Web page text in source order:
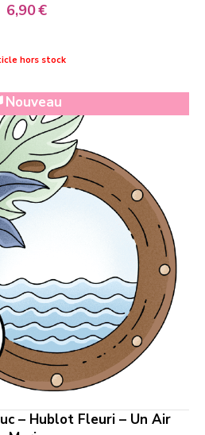
6,90€
hors stock
Nouveau
– Hublot Fleuri – Un Air